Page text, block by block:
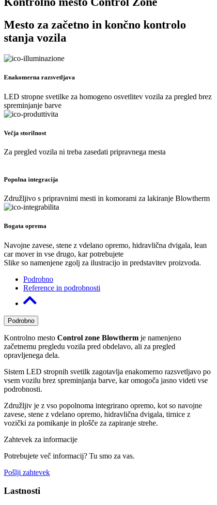
Mesto za začetno in končno kontrolo
stanja vozila
Enakomerna razsvetljava
LED stropne svetilke za homogeno osvetlitev vozila za pregled brez
spreminjanje barve
Večja storilnost
Za pregled vozila ni treba zasedati pripravnega mesta
Popolna integracija
Združljivo s pripravnimi mesti in komorami za lakiranje Blowtherm
Bogata oprema
Navojne zavese, stene z vdelano opremo, hidravlična dvigala, lean
car mover in vse drugo, kar potrebujete
Slike so namenjene zgolj za ilustracijo in predstavitev proizvoda.
Podrobno
Reference in podrobnosti
Podrobno
Kontrolno mesto Control zone Blowtherm je namenjeno
začetnemu pregledu vozila pred obdelavo, ali za pregled
opravljenega dela.
Sistem LED stropnih svetilk zagotavlja enakomerno razsvetljavo po
vsem vozilu brez spreminjanja barve, kar omogoča jasno videti vse
podrobnosti.
Združljiv je z vso popolnoma integrirano opremo, kot so navojne
zavese, stene z vdelano opremo, hidravlična dvigala, tirnice z
vozički za pomikanje in plošče za zapiranje strehe.
Zahtevek za informacije
Potrebujete več informacij? Tu smo za vas.
Pošlji zahtevek
Lastnosti